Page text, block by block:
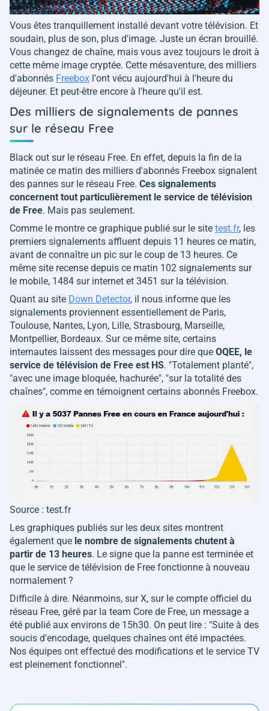
Vous êtes tranquillement installé devant votre télévision. Et
soudain, plus de son, plus d'image. Juste un écran brouillé.
Vous changez de chaîne, mais vous avez toujours le droit à
cette même image cryptée. Cette mésaventure, des milliers
d'abonnés Freebox l'ont vécu aujourd'hui à l'heure du
déjeuner. Et peut-être encore à l'heure qu'il est.
Des milliers de signalements de pannes
sur le réseau Free
Black out sur le réseau Free. En effet, depuis la fin de la
matinée ce matin des milliers d'abonnés Freebox signalent
des pannes sur le réseau Free. Ces signalements
concernent tout particulièrement le service de télévision
de Free. Mais pas seulement.
Comme le montre ce graphique publié sur le site test.fr, les
premiers signalements affluent depuis 11 heures ce matin,
avant de connaître un pic sur le coup de 13 heures. Ce
même site recense depuis ce matin 102 signalements sur
le mobile, 1484 sur internet et 3451 sur la télévision.
Quant au site Down Detector, il nous informe que les
signalements proviennent essentiellement de Paris,
Toulouse, Nantes, Lyon, Lille, Strasbourg, Marseille,
Montpellier, Bordeaux. Sur ce même site, certains
internautes laissent des messages pour dire que OQEE, le
service de télévision de Free est HS. "Totalement planté",
"avec une image bloquée, hachurée", "sur la totalité des
chaînes", comme en témoignent certains abonnés Freebox.
Source : test.fr
Les graphiques publiés sur les deux sites montrent
également que le nombre de signalements chutent à
partir de 13 heures. Le signe que la panne est terminée et
que le service de télévision de Free fonctionne à nouveau
normalement ?
Difficile à dire. Néanmoins, sur X, sur le compte officiel du
réseau Free, géré par la team Core de Free, un message a
été publié aux environs de 15h30. On peut lire : "Suite à des
soucis d'encodage, quelques chaînes ont été impactées.
Nos équipes ont effectué des modifications et le service TV
est pleinement fonctionnel".